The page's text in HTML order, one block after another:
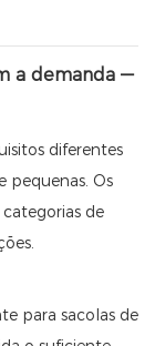
a demanda —
diferentes
pequenas. Os
de
para sacolas de